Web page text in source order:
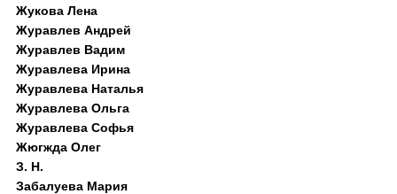
Жукова Лена
Журавлев Андрей
Журавлев Вадим
Журавлева Ирина
Журавлева Наталья
Журавлева Ольга
Журавлева Софья
Жюгжда Олег
З. Н.
Забалуева Мария